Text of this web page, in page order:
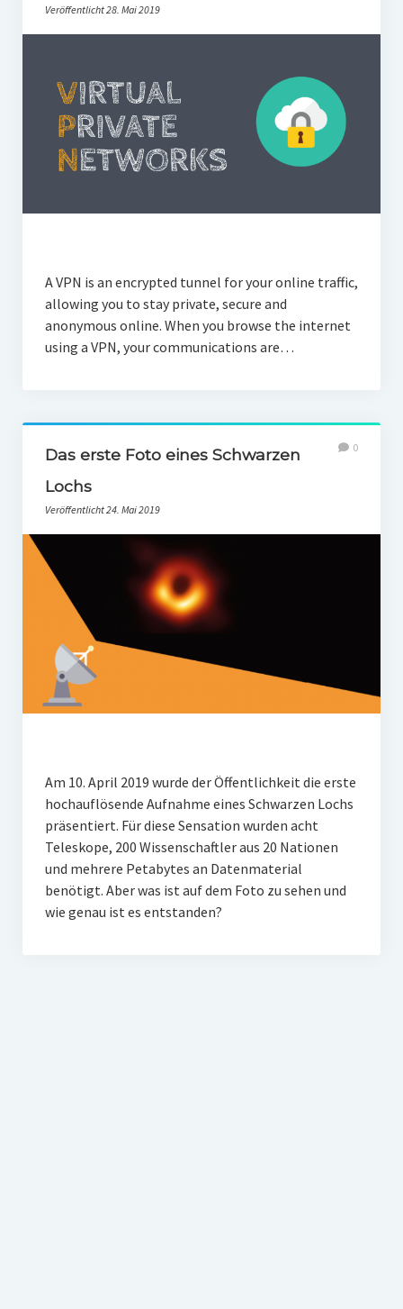
Klimaneutrales Tanken
Veröffentlicht 28. Mai 2019
A VPN is an encrypted tunnel for your online traffic,
allowing you to stay private, secure and
anonymous online. When you browse the internet
using a VPN, your communications are…
Das erste Foto eines Schwarzen
Lochs
Veröffentlicht 24. Mai 2019
0
Am 10. April 2019 wurde der Öffentlichkeit die erste
hochauflösende Aufnahme eines Schwarzen Lochs
präsentiert. Für diese Sensation wurden acht
Teleskope, 200 Wissenschaftler aus 20 Nationen
und mehrere Petabytes an Datenmaterial
benötigt. Aber was ist auf dem Foto zu sehen und
wie genau ist es entstanden?